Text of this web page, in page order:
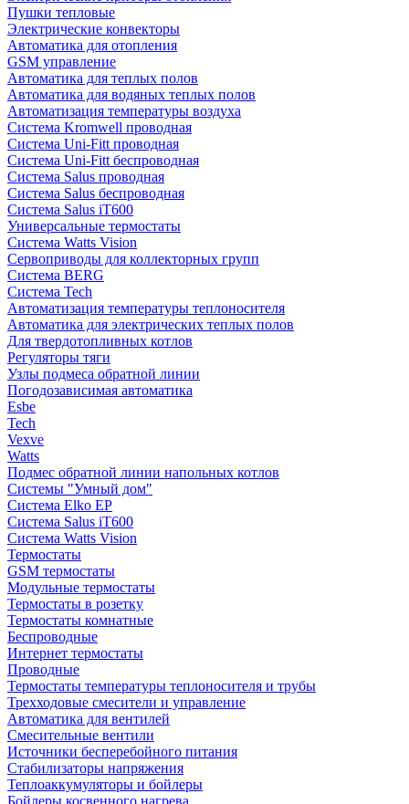
Пушки тепловые
Электрические конвекторы
Автоматика для отопления
GSM управление
Автоматика для теплых полов
Автоматика для водяных теплых полов
Автоматизация температуры воздуха
Система Kromwell проводная
Система Uni-Fitt проводная
Система Uni-Fitt беспроводная
Система Salus проводная
Система Salus беспроводная
Система Salus iT600
Универсальные термостаты
Система Watts Vision
Сервоприводы для коллекторных групп
Система BERG
Система Tech
Автоматизация температуры теплоносителя
Автоматика для электрических теплых полов
Для твердотопливных котлов
Регуляторы тяги
Узлы подмеса обратной линии
Погодозависимая автоматика
Esbe
Tech
Vexve
Watts
Подмес обратной линии напольных котлов
Системы "Умный дом"
Система Elko EP
Система Salus iT600
Система Watts Vision
Термостаты
GSM термостаты
Модульные термостаты
Термостаты в розетку
Термостаты комнатные
Беспроводные
Интернет термостаты
Проводные
Термостаты температуры теплоносителя и трубы
Трехходовые смесители и управление
Автоматика для вентилей
Смесительные вентили
Источники бесперебойного питания
Стабилизаторы напряжения
Теплоаккумуляторы и бойлеры
Бойлеры косвенного нагрева